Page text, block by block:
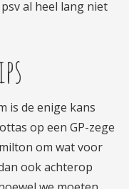
al heel lang niet
is de enige kans
op een GP-zege
om wat voor
ook achterop